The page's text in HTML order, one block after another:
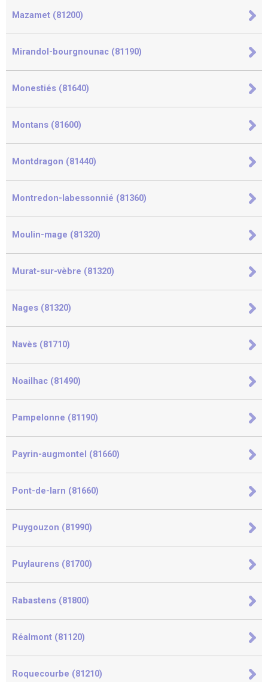
Mazamet (81200)
Mirandol-bourgnounac (81190)
Monestiés (81640)
Montans (81600)
Montdragon (81440)
Montredon-labessonnié (81360)
Moulin-mage (81320)
Murat-sur-vèbre (81320)
Nages (81320)
Navès (81710)
Noailhac (81490)
Pampelonne (81190)
Payrin-augmontel (81660)
Pont-de-larn (81660)
Puygouzon (81990)
Puylaurens (81700)
Rabastens (81800)
Réalmont (81120)
Roquecourbe (81210)